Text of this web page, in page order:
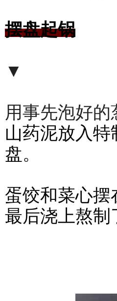
摆盘起锅
▼
用事先泡好
山药泥放入特
盘。
蛋饺和菜心摆
最后浇上熬制